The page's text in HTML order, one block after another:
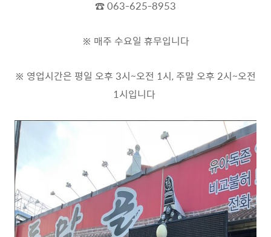
☎ 063-625-8953
※ 매주 수요일 휴무입니다
※ 영업시간은 평일 오후 3시~오전 1시, 주말 오후 2시~오전
1시입니다